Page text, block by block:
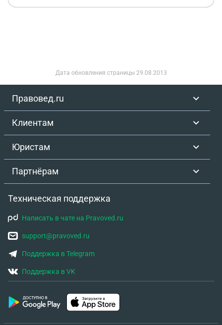
такое произошло. При подачи заявления на
зарегистрирована 1 целая доля, при этом у меня
Дата обновления страницы 29.08.2013
Правовед.ru
Клиентам
Юристам
Партнёрам
Техническая поддержка
Написать в чате на Pravoved.ru
support@pravoved.ru
Поддержка в Telegram
Поддержка в VK